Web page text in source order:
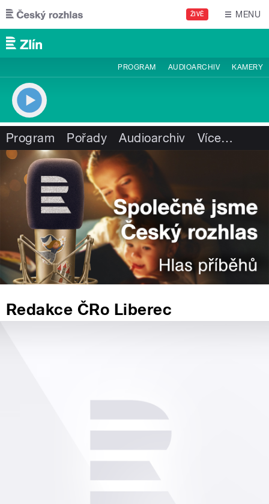
Přejít k hlavnímu obsahu
ŽIVĚ MENU
PROGRAM AUDIOARCHIV KAMERY
Program Pořady Audioarchiv Více…
Redakce ČRo Liberec